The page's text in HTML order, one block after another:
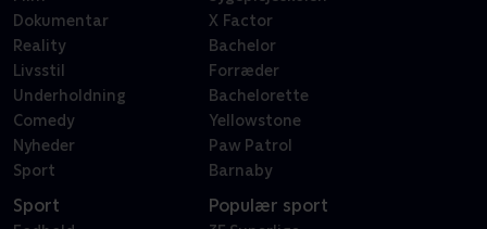
Dokumentar
Reality
Livsstil
Underholdning
Comedy
Nyheder
Sport
X Factor
Bachelor
Forræder
Bachelorette
Yellowstone
Paw Patrol
Barnaby
Sport Populær sport